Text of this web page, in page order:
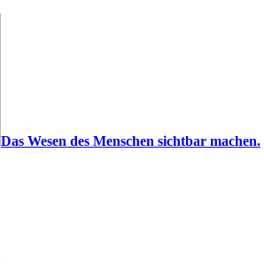
Das Wesen des Menschen sichtbar machen.